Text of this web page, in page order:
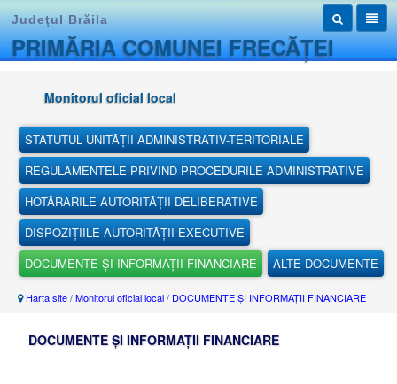
Judeţul Brăila
PRIMĂRIA COMUNEI FRECĂȚEI
Monitorul oficial local
STATUTUL UNITĂȚII ADMINISTRATIV-TERITORIALE
REGULAMENTELE PRIVIND PROCEDURILE ADMINISTRATIVE
HOTĂRÂRILE AUTORITĂȚII DELIBERATIVE
DISPOZIȚIILE AUTORITĂȚII EXECUTIVE
DOCUMENTE ȘI INFORMAȚII FINANCIARE
ALTE DOCUMENTE
Harta site/Monitorul oficial local/ DOCUMENTE ȘI INFORMAȚII FINANCIARE
DOCUMENTE ȘI INFORMAȚII FINANCIARE